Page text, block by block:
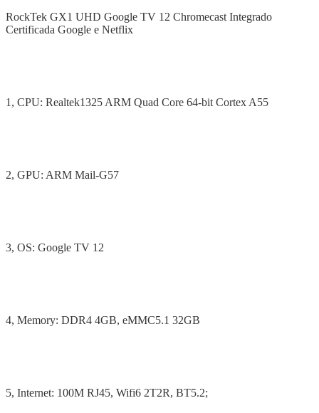
RockTek GX1 UHD Google TV 12 Chromecast Integrado
Certificada Google e Netflix
1, CPU: Realtek1325 ARM Quad Core 64-bit Cortex A55
2, GPU: ARM Mail-G57
3, OS: Google TV 12
4, Memory: DDR4 4GB, eMMC5.1 32GB
5, Internet: 100M RJ45, Wifi6 2T2R, BT5.2;